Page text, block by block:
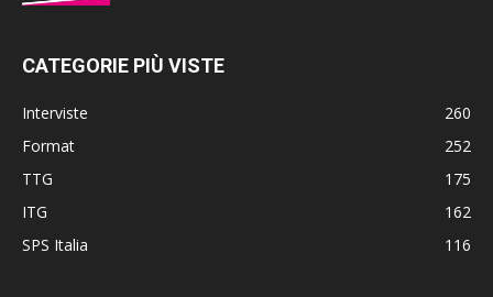
CATEGORIE PIÙ VISTE
Interviste
260
Format
252
TTG
175
ITG
162
SPS Italia
116